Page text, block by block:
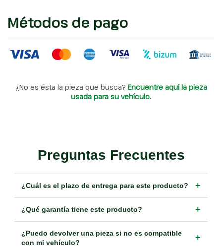
Métodos de pago
¿No es ésta la pieza que busca? Encuentre aquí la pieza
usada para su vehículo.
Preguntas Frecuentes
¿Cuál es el plazo de entrega para este producto? +
¿Qué garantía tiene este producto? +
¿Puedo devolver una pieza si no es compatible
con mi vehículo?
+